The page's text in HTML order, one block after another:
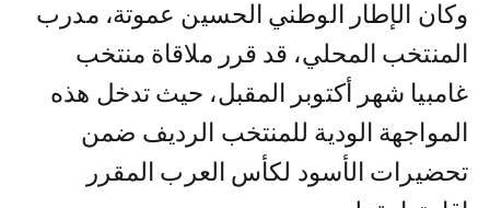
وكان الإطار الوطني الحسين عموتة، مدرب
المنتخب المحلي، قد قرر ملاقاة منتخب
غامبيا شهر أكتوبر المقبل، حيث تدخل هذه
المواجهة الودية للمنتخب الرديف ضمن
تحضيرات الأسود لكأس العرب المقرر